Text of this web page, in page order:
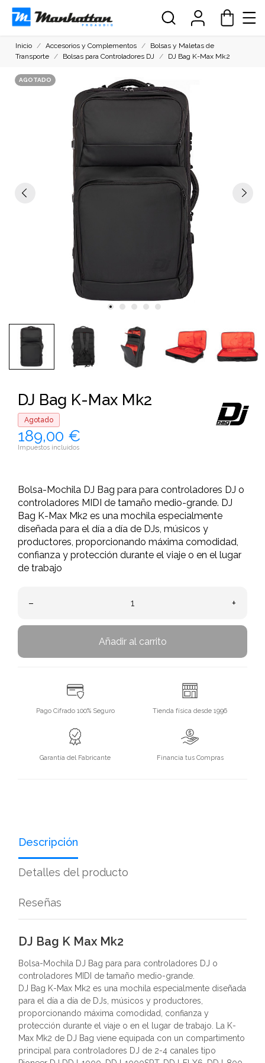
Inicio Accesorios y Complementos
Bolsas y Maletas de
Transporte
Bolsas para Controladores DJ DJ Bag K-Max Mk2
AGOTADO
DJ Bag K-Max Mk2
Agotado
189,00 €
Impuestos incluidos
Bolsa-Mochila DJ Bag para para controladores DJ o
controladores MIDI de tamaño medio-grande. DJ
Bag K-Max Mk2 es una mochila especialmente
diseñada para el día a día de DJs, músicos y
productores, proporcionando máxima comodidad,
confianza y protección durante el viaje o en el lugar
de trabajo
– +
Añadir al carrito
Pago Cifrado 100% Seguro Tienda física desde 1996
Garantía del Fabricante Financia tus Compras
Descripción
Detalles del producto
Reseñas
DJ Bag K Max Mk2
Bolsa-Mochila DJ Bag para para controladores DJ o
controladores MIDI de tamaño medio-grande.
DJ Bag K-Max Mk2 es una mochila especialmente diseñada
para el día a día de DJs, músicos y productores,
proporcionando máxima comodidad, confianza y
protección durante el viaje o en el lugar de trabajo. La K-
Max Mk2 de DJ Bag viene equipada con un compartimento
principal para controladores DJ de 2-4 canales tipo